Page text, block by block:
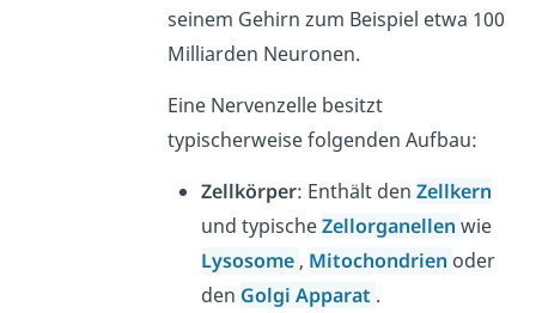
seinem Gehirn zum Beispiel etwa 100
Milliarden Neuronen.
Eine Nervenzelle besitzt
typischerweise folgenden Aufbau:
Zellkörper: Enthält den Zellkern
und typischeZellorganellen wie
Lysosome , Mitochondrien oder
den Golgi Apparat .